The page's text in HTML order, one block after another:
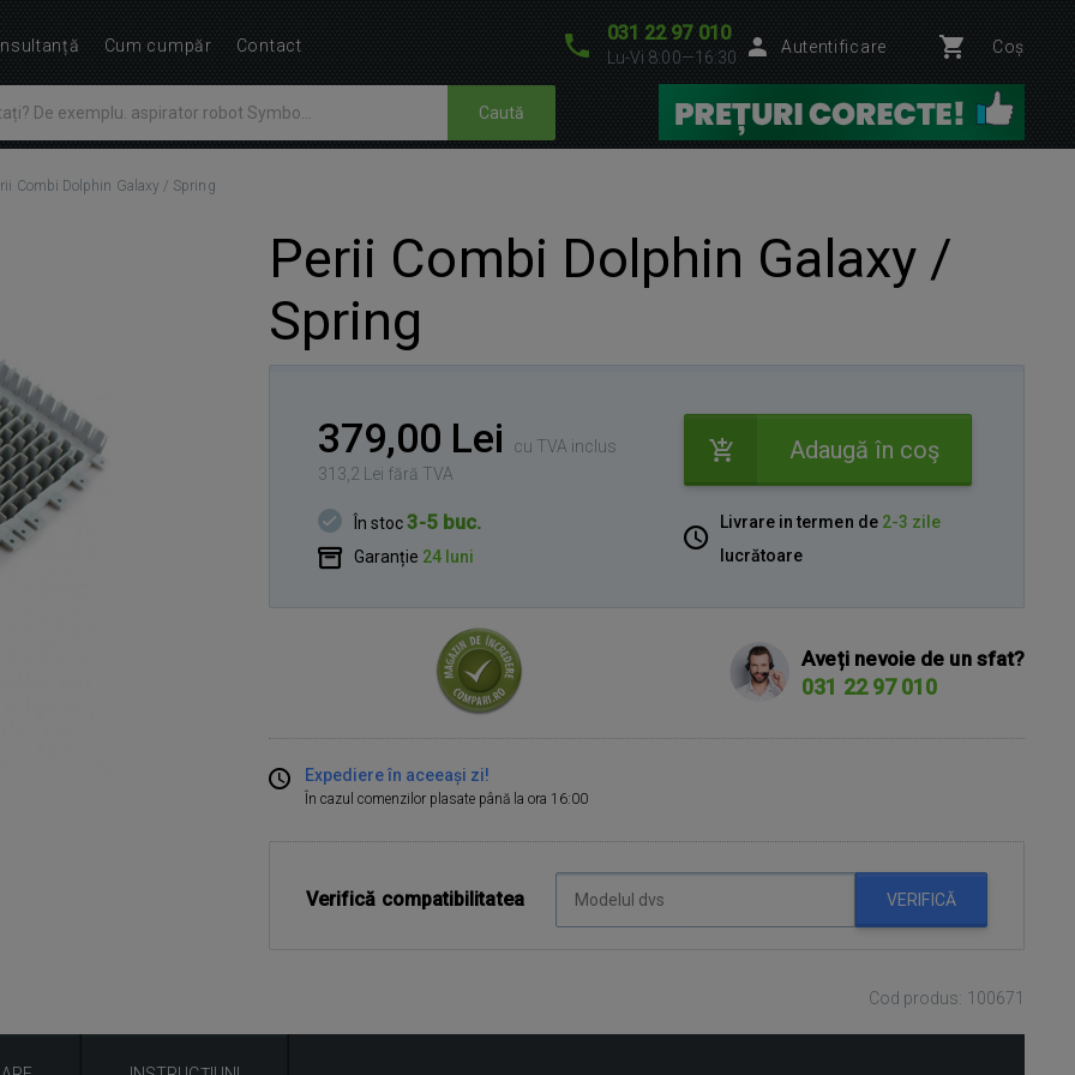
031 22 97 010
Lu-Vi 8:00—16:30
Autentificare Coș
Caută
Combi Dolphin Galaxy / Spring
Perii Combi Dolphin Galaxy /
Spring
379,00 Lei
cu TVA inclus
313,2 Lei fără TVA
Adaugă în coş
În stoc3-5 buc.
Garanție 24 luni
Livrare in termen de 2-3 zile
lucrătoare
Aveți nevoie de un sfat?
031 22 97 010
Expediere în aceeași zi!
În cazul comenzilor plasate până la ora 16:00
Verifică compatibilitatea VERIFICĂ
Cod produs: 100671
Cum cumpăr Contact